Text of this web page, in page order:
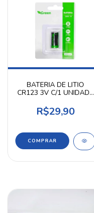
BATERIA DE LITIO
CR123 3V C/1 UNIDADE
R$29,90